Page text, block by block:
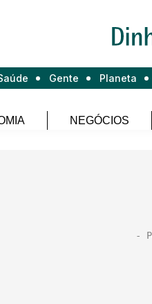
Gente Planeta
NEGÓCIOS